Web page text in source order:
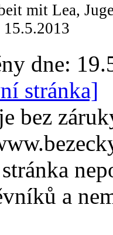
mit Lea,
dne:
stránka]
bez
a